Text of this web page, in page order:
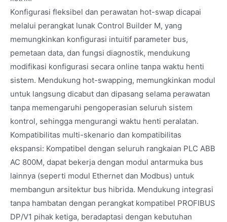
Konfigurasi fleksibel dan perawatan hot-swap dicapai
melalui perangkat lunak Control Builder M, yang
memungkinkan konfigurasi intuitif parameter bus,
pemetaan data, dan fungsi diagnostik, mendukung
modifikasi konfigurasi secara online tanpa waktu henti
sistem. Mendukung hot-swapping, memungkinkan modul
untuk langsung dicabut dan dipasang selama perawatan
tanpa memengaruhi pengoperasian seluruh sistem
kontrol, sehingga mengurangi waktu henti peralatan.
Kompatibilitas multi-skenario dan kompatibilitas
ekspansi: Kompatibel dengan seluruh rangkaian PLC ABB
AC 800M, dapat bekerja dengan modul antarmuka bus
lainnya (seperti modul Ethernet dan Modbus) untuk
membangun arsitektur bus hibrida. Mendukung integrasi
tanpa hambatan dengan perangkat kompatibel PROFIBUS
DP/V1 pihak ketiga, beradaptasi dengan kebutuhan